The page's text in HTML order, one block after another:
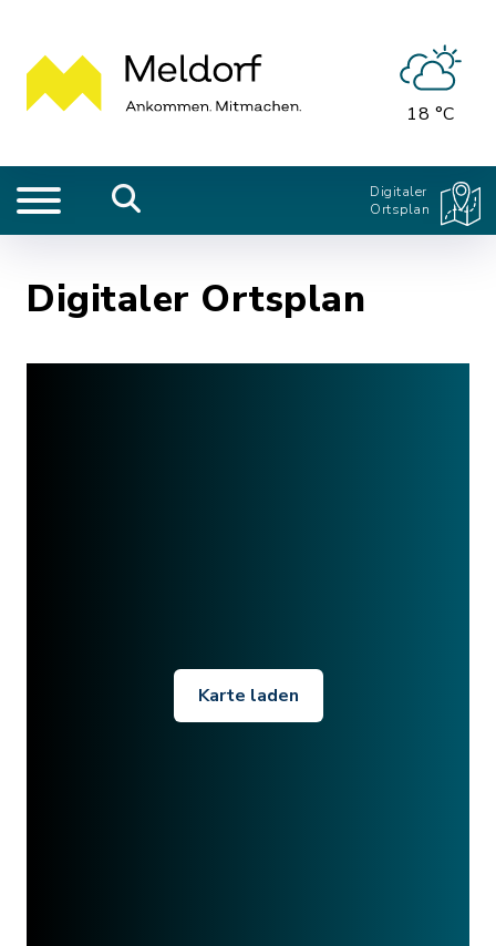
18 °C
Digitaler
Ortsplan
Digitaler Ortsplan
Karte laden